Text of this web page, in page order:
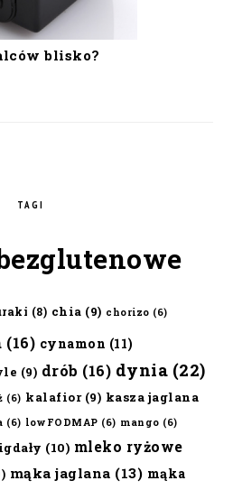
blisko?
TAGI
(8) chia (9) chorizo (6)
(16) cynamon (11)
(9) drób (16) dynia (22)
(6) kalafior(9) kasza jaglana
(6) lowFODMAP (6) mango (6)
(10) mleko ryżowe
mąka jaglana (13) mąka